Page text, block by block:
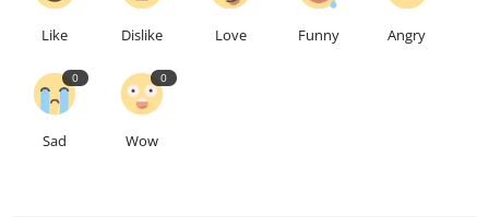
Like Dislike Love Funny Angry
0
Sad
0
Wow